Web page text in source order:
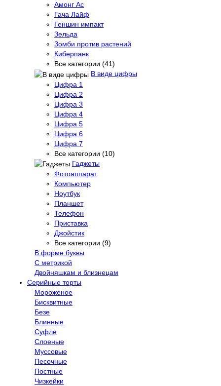
Амонг Ас
Гача Лайф
Геншин импакт
Зельда
Зомби против растений
Киберпанк
Все категории (41)
В виде цифры
Цифра 1
Цифра 2
Цифра 3
Цифра 4
Цифра 5
Цифра 6
Цифра 7
Все категории (10)
Гаджеты
Фотоаппарат
Компьютер
Ноутбук
Планшет
Телефон
Приставка
Джойстик
Все категории (9)
В форме буквы
С метрикой
Двойняшкам и близнецам
Серийные торты
Мороженое
Бисквитные
Безе
Блинные
Суфле
Слоеные
Муссовые
Песочные
Постные
Чизкейки